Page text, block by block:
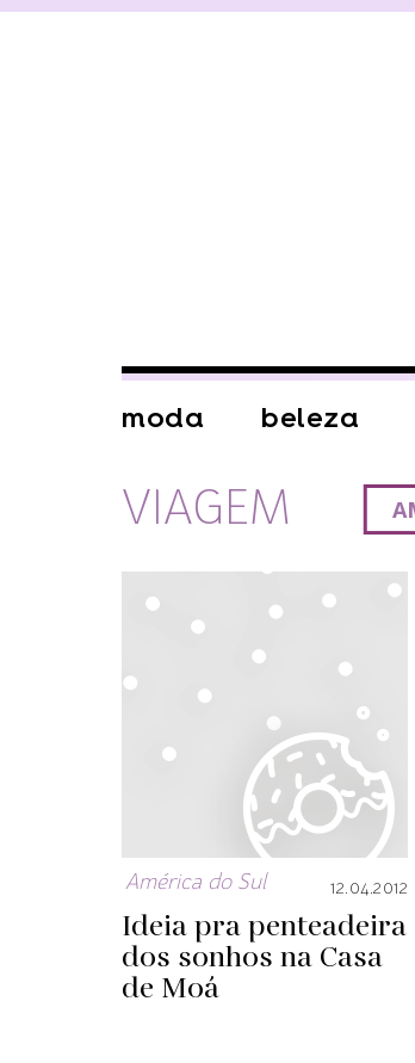
moda beleza
VIAGEM
América do Sul 12.04.2012
Ideia pra penteadeira
dos sonhos na Casa
de Moá